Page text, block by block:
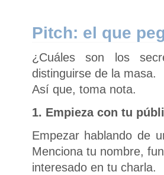
Pitch: el que
¿Cuáles son los
distinguirse de la masa.
Así que, toma nota.
1. Empieza con tu
Empezar hablando de
Menciona tu nombre,
interesado en tu charla.